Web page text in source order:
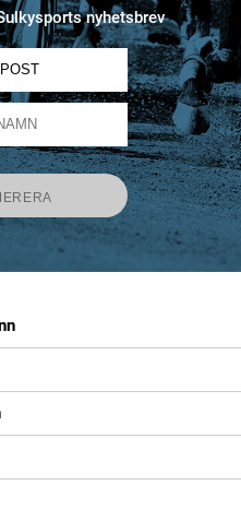
nyhetsbrev